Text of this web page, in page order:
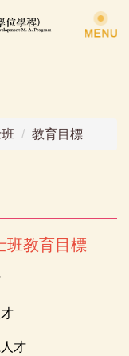
教育目標
班教育目標
才